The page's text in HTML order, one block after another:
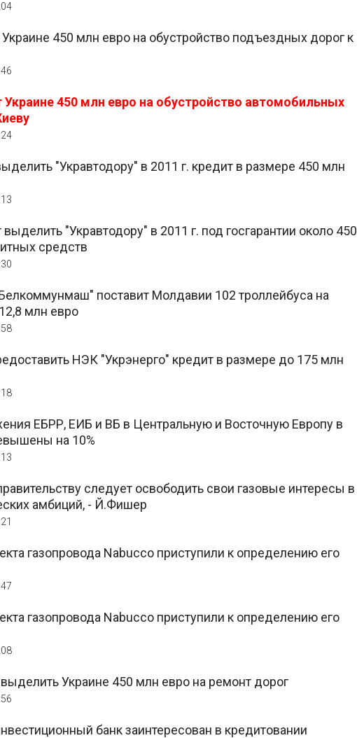
450 млн евро на обустройство подъездных дорог к
450 млн евро на обустройство автомобильных
"Укравтодору" в 2011 г. кредит в размере 450 млн
"Укравтодору" в 2011 г. под госгарантии около 450
средств
поставит Молдавии 102 троллейбуса на
млн евро
НЭК "Укрэнерго" кредит в размере до 175 млн
ЕБРР, ЕИБ и ВБ в Центральную и Восточную Европу в
на 10%
следует освободить свои газовые интересы в
амбиций, - Й.Фишер
газопровода Nabucco приступили к определению его
газопровода Nabucco приступили к определению его
Украине 450 млн евро на ремонт дорог
банк заинтересован в кредитовании